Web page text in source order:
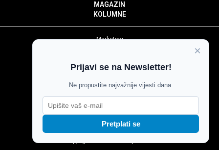
MAGAZIN
KOLUMNE
Marketing
Impressum
Pravila komentiranja
Agroglas
×
Prijavi se na Newsletter!
Ne propustite najvažnije vijesti dana.
Pretplati se